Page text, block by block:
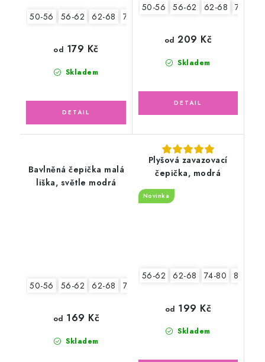
50-56 56-62 62-68 74-80
Skladem
od 179 Kč
50-56 56-62 62-68 74-80
Skladem
od 209 Kč
Bavlněná čepička malá
liška, světle modrá
50-56 56-62 62-68 74-80
Skladem
od 169 Kč
Plyšová zavazovací
čepička, modrá
Novinka
56-62 62-68 74-80 80-86
Skladem
od 199 Kč